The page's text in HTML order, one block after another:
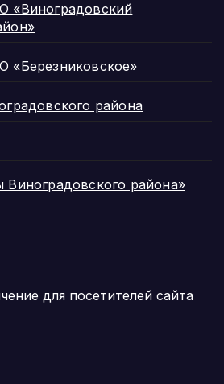
«Виноградовский
«Березниковское»
района
района»
для посетителей сайта